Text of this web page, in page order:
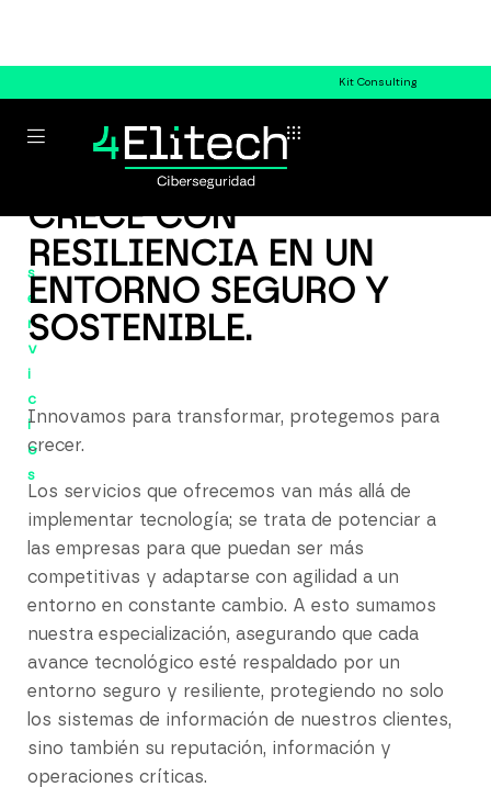
Kit Consulting
s
e
r
v
i
c
i
o
s
CRECE CON
RESILIENCIA EN UN
ENTORNO SEGURO Y
SOSTENIBLE.
Innovamos para transformar, protegemos para
crecer.
Los servicios que ofrecemos van más allá de
implementar tecnología; se trata de potenciar a
las empresas para que puedan ser más
competitivas y adaptarse con agilidad a un
entorno en constante cambio. A esto sumamos
nuestra especialización, asegurando que cada
avance tecnológico esté respaldado por un
entorno seguro y resiliente, protegiendo no solo
los sistemas de información de nuestros clientes,
sino también su reputación, información y
operaciones críticas.